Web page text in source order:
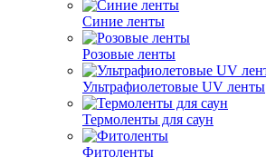
Синие ленты
Розовые ленты
Ультрафиолетовые UV ленты
Термоленты для саун
Фитоленты